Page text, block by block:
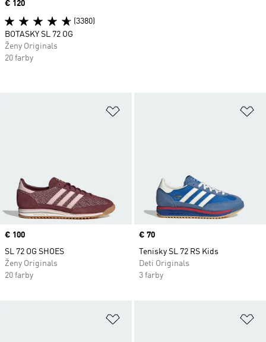
Pridať do zoznamu želaných
Price
€ 100
SL 72 OG SHOES
Ženy Originals
20 farby
Price
€ 70
Tenisky SL 72 RS Kids
Deti Originals
3 farby
Pridať do zoznamu želaných
Price
€ 120
(3380)
BOTASKY SL 72 OG
Ženy Originals
20 farby